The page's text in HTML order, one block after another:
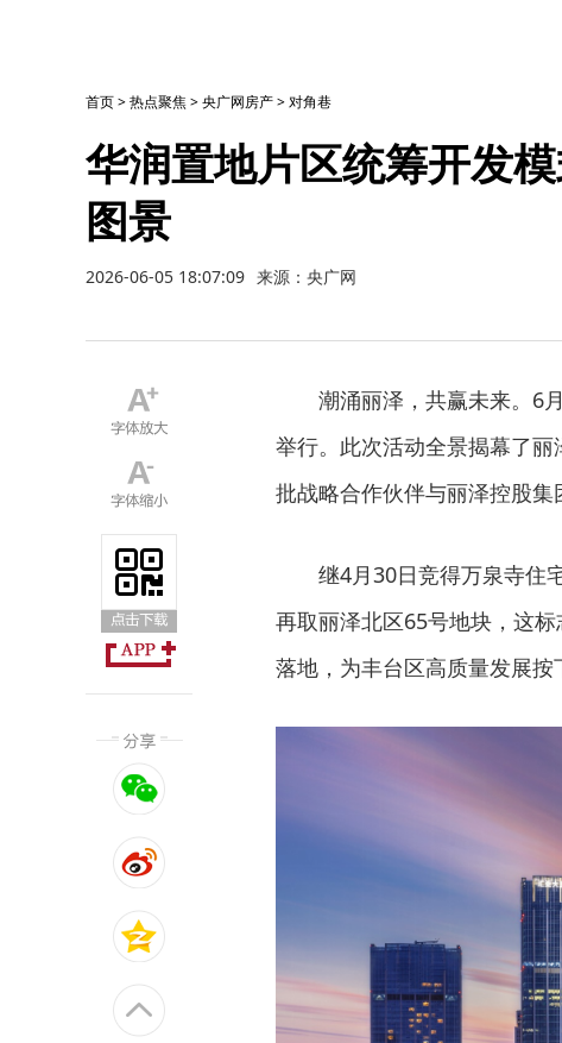
首页>热点聚焦>央广网房产>对角巷
华润置地片区统筹开发
图景
2026-06-05 18:07:09 来源：央广网
潮涌丽泽，共赢未来。6
举行。此次活动全景揭幕了
批战略合作伙伴与丽泽控股集
继4月30日竞得万泉寺住
再取丽泽北区65号地块，这
落地，为丰台区高质量发展按